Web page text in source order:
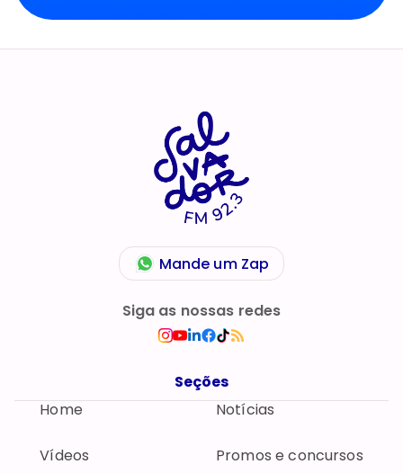
Mande um Zap
Siga as nossas redes
Seções
Home
Notícias
Vídeos Promos e concursos